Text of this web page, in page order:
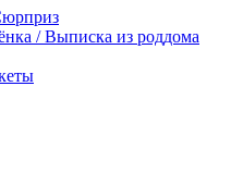
/ Выписка из роддома